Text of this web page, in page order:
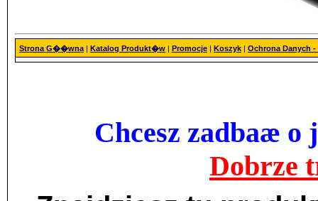
Strona G��wna | Katalog Produkt�w | Promocje | Koszyk | Ochrona Danych -
Chcesz zadbaæ o
Dobrze